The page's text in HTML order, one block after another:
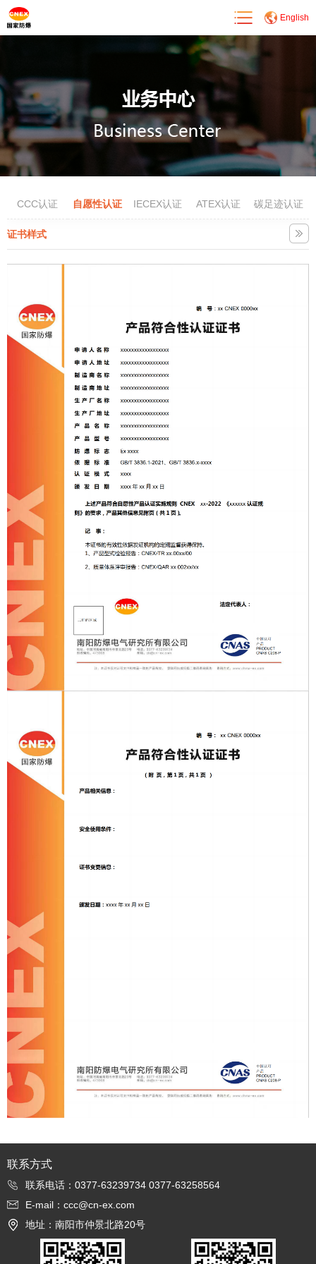
English
CCC认证 自愿性认证 IECEX认证 ATEX认证 碳足迹认证
证书样式
联系方式
联系电话：0377-63239734 0377-63258564
E-mail：ccc@cn-ex.com
地址：南阳市仲景北路20号